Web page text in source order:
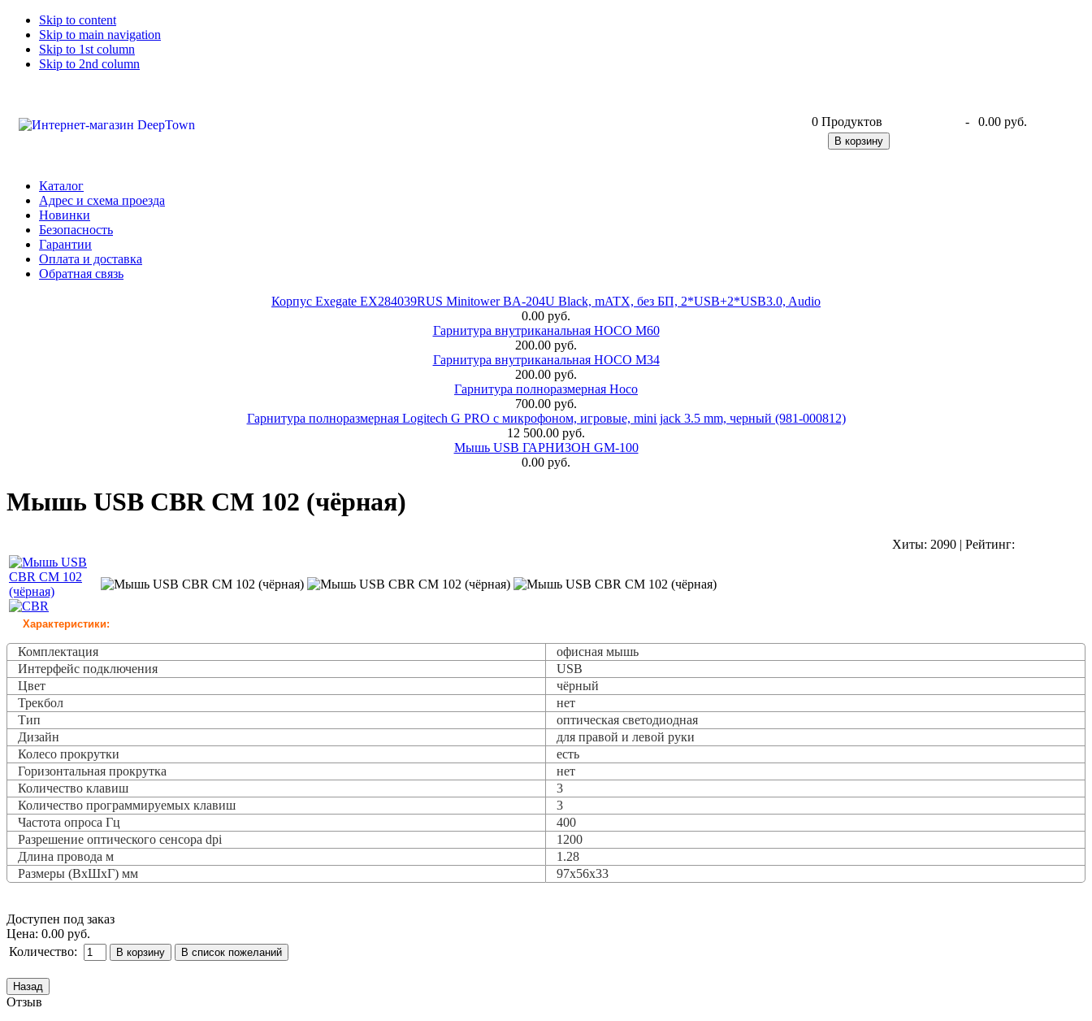
Skip to content
Skip to main navigation
Skip to 1st column
Skip to 2nd column
0 Продуктов - 0.00 руб.
В корзину
Каталог
Адрес и схема проезда
Новинки
Безопасность
Гарантии
Оплата и доставка
Обратная связь
Корпус Exegate EX284039RUS Minitower BA-204U Black, mATX, без БП, 2*USB+2*USB3.0, Audio
0.00 руб.
Гарнитура внутриканальная HOCO M60
200.00 руб.
Гарнитура внутриканальная HOCO M34
200.00 руб.
Гарнитура полноразмерная Hoco
700.00 руб.
Гарнитура полноразмерная Logitech G PRO с микрофоном, игровые, mini jack 3.5 mm, черный (981-000812)
12 500.00 руб.
Мышь USB ГАРНИЗОН GM-100
0.00 руб.
Мышь USB CBR CM 102 (чёрная)
Хиты: 2090 | Рейтинг:
Характеристики:
Комплектация
офисная мышь
Интерфейс подключения
USB
Цвет
чёрный
Трекбол
нет
Тип
оптическая светодиодная
Дизайн
для правой и левой руки
Колесо прокрутки
есть
Горизонтальная прокрутка
нет
Количество клавиш
3
Количество программируемых клавиш
3
Частота опроса Гц
400
Разрешение оптического сенсора dpi
1200
Длина провода м
1.28
Размеры (ВxШxГ) мм
97х56х33
Доступен под заказ
Цена: 0.00 руб.
Количество:
Отзыв